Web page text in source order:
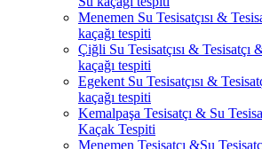
Menemen Su Tesisatçısı &
kaçağı tespiti
Çiğli Su Tesisatçısı & Tesisatçı
kaçağı tespiti
Egekent Su Tesisatçısı &
kaçağı tespiti
Kemalpaşa Tesisatçı & Su
Kaçak Tespiti
Menemen Tesisatçı &Su